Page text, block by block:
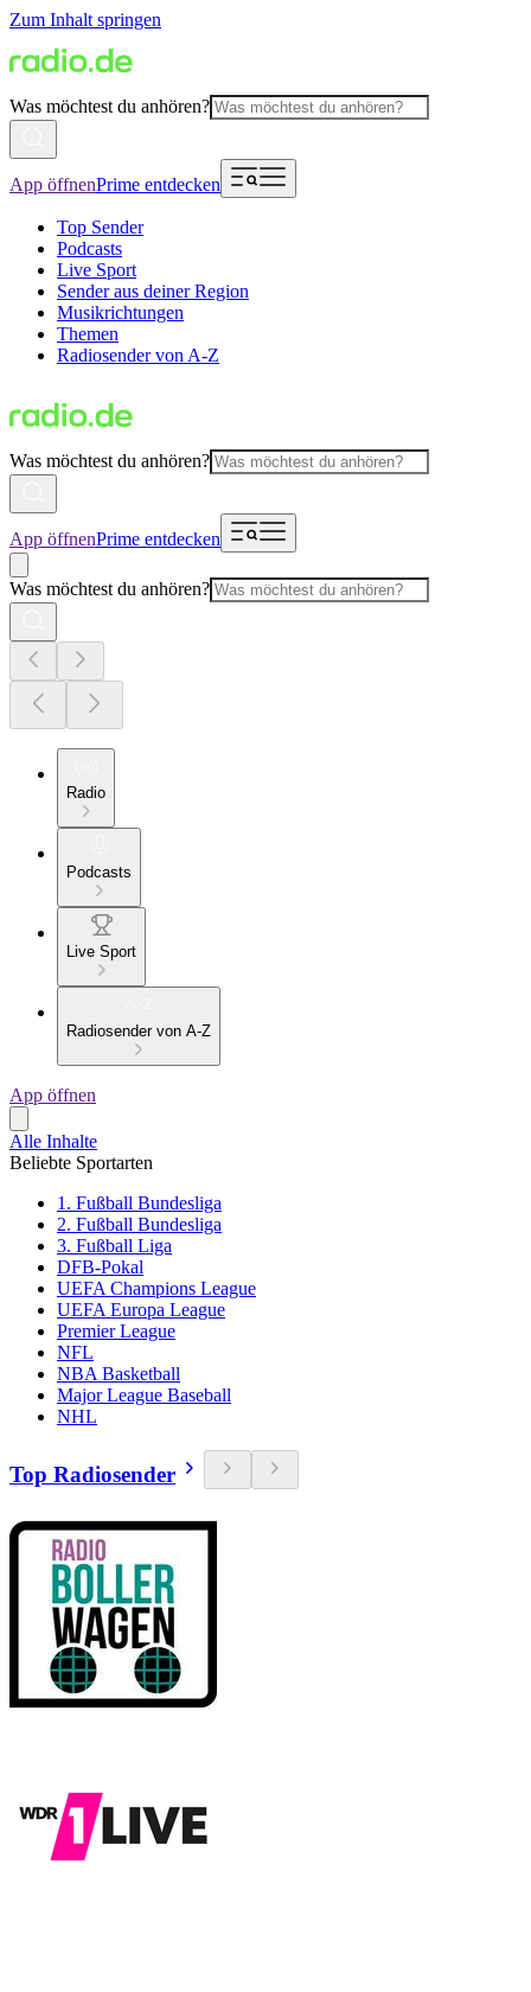
Zum Inhalt springen
Was möchtest du anhören?
App öffnenPrime entdecken
Top Sender
Podcasts
Live Sport
Sender aus deiner Region
Musikrichtungen
Themen
Radiosender von A-Z
Was möchtest du anhören?
App öffnenPrime entdecken
Was möchtest du anhören?
Radio
Podcasts
Live Sport
Radiosender von A-Z
App öffnen
Alle Inhalte
Beliebte Sportarten
1. Fußball Bundesliga
2. Fußball Bundesliga
3. Fußball Liga
DFB-Pokal
UEFA Champions League
UEFA Europa League
Premier League
NFL
NBA Basketball
Major League Baseball
NHL
Top Radiosender